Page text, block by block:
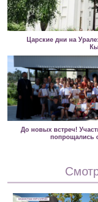
Царские дни на
До новых встреч!
попрощались